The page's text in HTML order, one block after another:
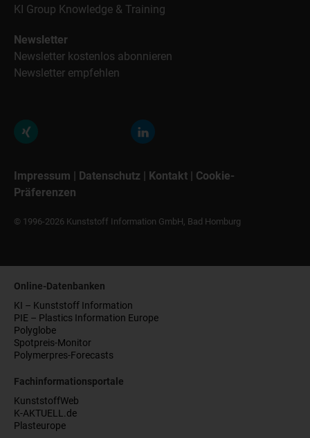
KI Group Knowledge & Training
Newsletter
Newsletter kostenlos abonnieren
Newsletter empfehlen
Impressum | Datenschutz | Kontakt | Cookie-
Präferenzen
© 1996-2026 Kunststoff Information GmbH, Bad Homburg
Online-Datenbanken
KI – Kunststoff Information
PIE – Plastics Information Europe
Polyglobe
Spotpreis-Monitor
Polymerpres-Forecasts
Fachinformationsportale
KunststoffWeb
K-AKTUELL.de
Plasteurope